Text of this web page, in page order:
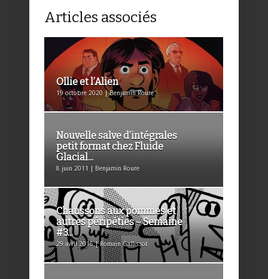
Articles associés
Ollie et l’Alien
19 octobre 2020 | Benjamin Roure
Nouvelle salve d’intégrales
petit format chez Fluide
Glacial...
8 juin 2011 | Benjamin Roure
Chaussons aux pommes et
autres péripéties – Semaine
#3...
29 avril 2016 | Romain Gallissot